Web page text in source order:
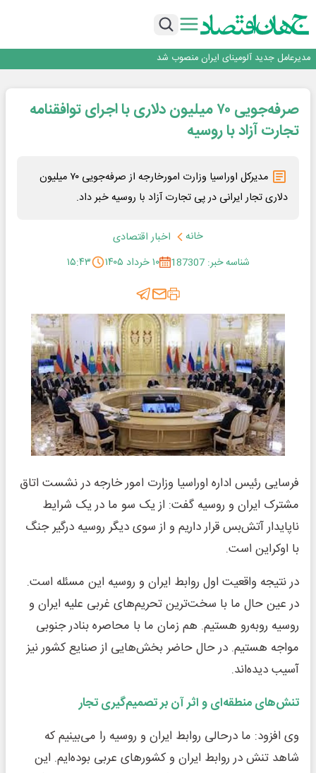
بازگشت فرش ماشینی به اصفهان پس از هفت سال؛ دو نمایشگاه تخصصی در شهر
مدیرعامل جدید آلومینای ایران منصوب شد
رونمایی فولاد غدیر نی ریز از سامانه ی « آقای پولاد»
بازگشت فرش ماشینی به اصفهان پس از هفت سال؛ دو نمایشگاه تخصصی در شهر
نمایشگاهی برگزار می‌شود
عرضه اولیه احیا استیل فولاد بافت
صرفه‌جویی ۷۰ میلیون دلاری با اجرای توافقنامه
تجارت آزاد با روسیه
مدیرکل اوراسیا وزارت امورخارجه از صرفه‌جویی ۷۰ میلیون
دلاری تجار ایرانی در پی تجارت آزاد با روسیه خبر داد.
خانه
اخبار اقتصادی
شناسه خبر: 187307
۱۰ خرداد ۱۴۰۵ ۱۵:۴۳
فرسایی رئیس اداره اوراسیا وزارت امور خارجه در نشست اتاق
مشترک ایران و روسیه گفت: از یک سو ما در یک شرایط
ناپایدار آتش‌بس قرار داریم و از سوی دیگر روسیه درگیر جنگ
با اوکراین است.
در نتیجه واقعیت اول روابط ایران و روسیه این مسئله است.
در عین حال ما با سخت‌ترین تحریم‌های غربی علیه ایران و
روسیه روبه‌رو هستیم. هم زمان ما با محاصره بنادر جنوبی
مواجه هستیم. در حال حاضر بخش‌هایی از صنایع کشور نیز
آسیب دیده‌اند.
تنش‌های منطقه‌ای و اثر آن بر تصمیم‌گیری تجار
وی افزود: ما درحالی روابط ایران و روسیه را می‌بینیم که
شاهد تنش در روابط ایران و کشورهای عربی بوده‌ایم. این